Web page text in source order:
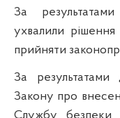
За
ухвалили
прийняти
За результатами
Закону про
Службу безпеки